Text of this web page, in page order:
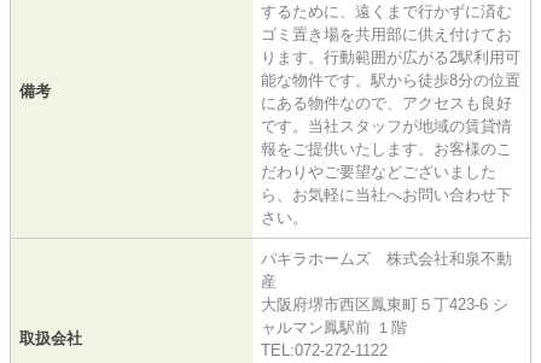
備考
するために、遠くまで行かずに済む
ゴミ置き場を共用部に供え付けてお
ります。行動範囲が広がる2駅利用可
能な物件です。駅から徒歩8分の位置
にある物件なので、アクセスも良好
です。当社スタッフが地域の賃貸情
報をご提供いたします。お客様のこ
だわりやご要望などございました
ら、お気軽に当社へお問い合わせ下
さい。
取扱会社
パキラホームズ 株式会社和泉不動
産
大阪府堺市西区鳳東町５丁423-6 シ
ャルマン鳳駅前 １階
TEL:072-272-1122